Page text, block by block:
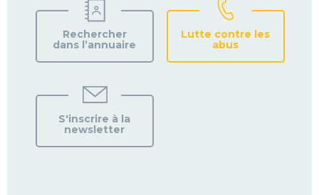
Rechercher
dans l’annuaire
Lutte contre les
abus
S'inscrire à la
newsletter